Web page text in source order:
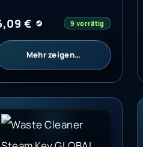
€ 9 vorrätig
Mehr zeigen…
- GLOBAL
Waste Cleaner Steam Key